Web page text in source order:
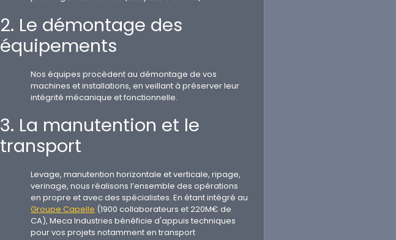
2. Le démontage des
équipements
Nos équipes procèdent au démontage de vos
machines et installations, en veillant à préserver leur
intégrité mécanique et fonctionnelle.
3. La manutention et le
transport
Levage, manutention horizontale et verticale, ripage,
verinage, nous réalisons l’ensemble des opérations
en propre et avec des spécialistes. En étant intégré au
Groupe Capelle (1900 collaborateurs et 220M€ de
CA), Meca Industries bénéficie d'appuis techniques
pour vos projets notamment en transport